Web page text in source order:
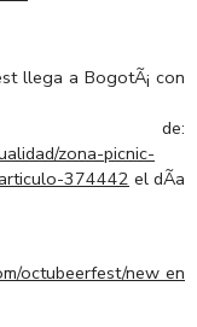
llega a BogotÃ¡ con
de:
zona-picnic-
374442 el dÃ­a
octubeerfest/new en